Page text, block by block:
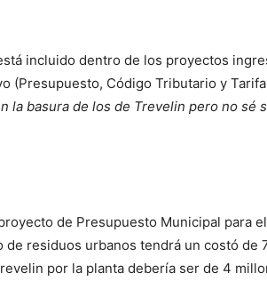
incluido dentro de los proyectos
(Presupuesto, Código Tributario y
la basura de los de Trevelin pero no sé
de Presupuesto Municipal para
residuos urbanos tendrá un costó de
por la planta debería ser de 4